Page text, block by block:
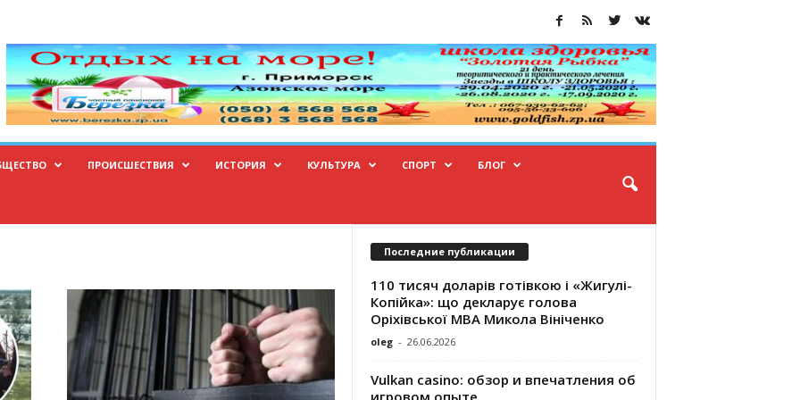
ПРОИСШЕСТВИЯ ИСТОРИЯ КУЛЬТУРА СПОРТ БЛОГ
Последние публикации
110 тисяч доларів готівкою і «Жигулі-
Копійка»: що декларує голова
Оріхівської МВА Микола Вініченко
oleg - 26.06.2026
Vulkan casino: обзор и впечатления об
игровом опыте